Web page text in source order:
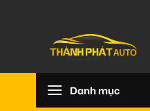
Danh mục